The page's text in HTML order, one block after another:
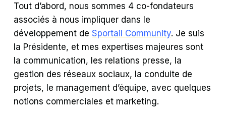
Tout d’abord, nous sommes 4 co-fondateurs
associés à nous impliquer dans le
développement deSportail Community. Je suis
la Présidente, et mes expertises majeures sont
la communication, les relations presse, la
gestion des réseaux sociaux, la conduite de
projets, le management d’équipe, avec quelques
notions commerciales et marketing.